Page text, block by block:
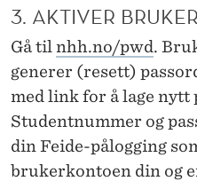
T3. AKTIVER
Gå til nhh.no/pwd.
generer (resett)
med link for å lage nytt
Studentnummer og
din Feide-pålogging
brukerkontoen din og